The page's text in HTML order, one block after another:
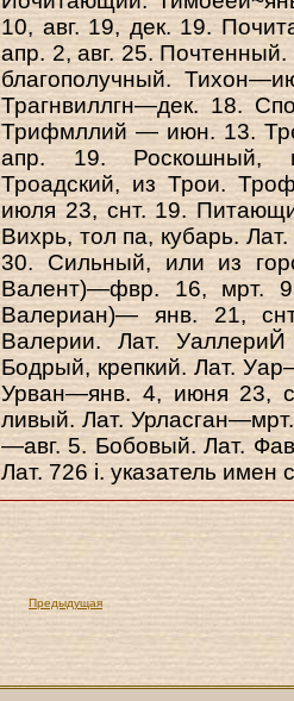
10, авг. 19, дек. 19.
апр. 2, авг. 25.
благополучный.
Трагнвиллгн—дек. 18.
Трифмллий — июн. 13.
апр. 19. Роскошный,
Троадский, из Трои.
июля 23, снт. 19.
Вихрь, тол па, кубарь.
30. Сильный, или из
Валент)—фвр. 16, мрт.
Валериан)— янв. 21,
Валерии. Лат.
Бодрый, крепкий. Лат.
Урван—янв. 4, июня 23,
ливый. Лат.
—авг. 5. Бобовый. Лат.
Лат. 726 i. указатель имен
Предыдущая